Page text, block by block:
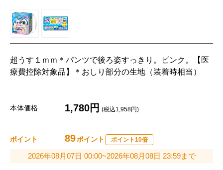
超うす１ｍｍ＊パンツで後ろ姿すっきり。ピンク。【医
療費控除対象品】＊おしり部分の生地（装着時相当）
本体価格 1,780円 (税込1,958円)
ポイント 89ポイント ポイント10倍
2026年08月07日 00:00~2026年08月08日 23:59まで